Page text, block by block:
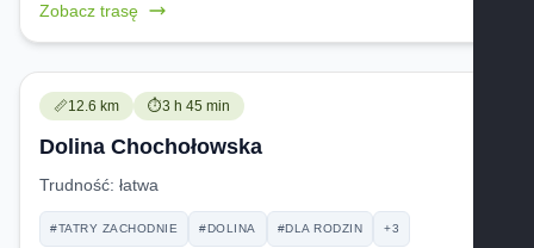
Zobacz trasę
📏Trudność:
12.6 km ⏱️Czas przejścia:
3 h 45 min
Dolina Chochołowska
Trudność: łatwa
#TATRY ZACHODNIE #DOLINA #DLA RODZIN +3